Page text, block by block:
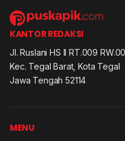
KANTOR REDAKSI
Jl. Ruslani HS II RT.009
Kec. Tegal Barat, Kota Tegal
Jawa Tengah 52114
MENU